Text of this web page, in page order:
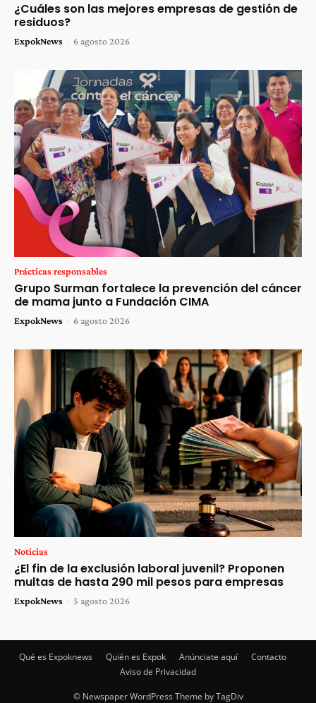
¿Cuáles son las mejores empresas de gestión de
residuos?
ExpokNews - 6 agosto 2026
Prácticas responsables
Grupo Surman fortalece la prevención del cáncer
de mama junto a Fundación CIMA
ExpokNews - 6 agosto 2026
Noticias
¿El fin de la exclusión laboral juvenil? Proponen
multas de hasta 290 mil pesos para empresas
ExpokNews - 5 agosto 2026
Qué es Expoknews Quién es Expok Anúnciate aquí
Contacto
Aviso de Privacidad
© Newspaper WordPress Theme by TagDiv